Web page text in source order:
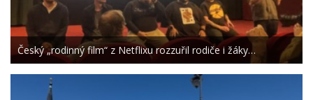
Český „rodinný film“ z Netflixu rozzuřil rodiče i žáky…